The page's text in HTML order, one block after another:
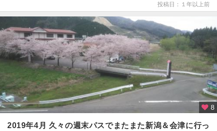
投稿日：１年以上前
8
2019年4月 久々の週末パスでまたまた新潟＆会津に行っ